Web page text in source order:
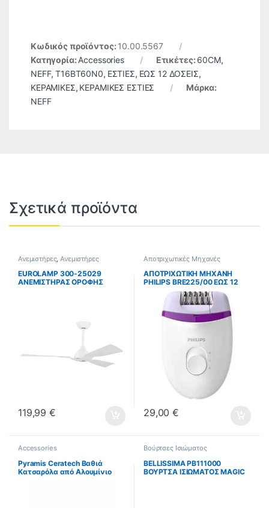
Κωδικός προϊόντος: 10.00.5567
Κατηγορία: Accessories Ετικέτες: 60CM,
NEFF,T16BT60N0, ΕΣΤΙΕΣ, ΕΩΣ 12 ΔΟΣΕΙΣ,
ΚΕΡΑΜΙΚΕΣ, ΚΕΡΑΜΙΚΕΣ ΕΣΤΙΕΣ
Μάρκα:
NEFF
Σχετικά προϊόντα
Ανεμιστήρες,Ανεμιστήρες
Οροφής
EUROLAMP 300-25029
ΑΝΕΜΙΣΤΗΡΑΣ ΟΡΟΦΗΣ
119,99€
Αποτριχωτικές Μηχανές
ΑΠΟΤΡΙΧΩΤΙΚΗ ΜΗΧΑΝΗ
PHILIPS BRE225/00 ΕΩΣ 12
29,00€
Accessories
Pyramis Ceratech Βαθιά
Κατσαρόλα από Αλουμίνιο
Βούρτσες Ισιώματος
BELLISSIMA PB111000
ΒΟΥΡΤΣΑ ΙΣΙΩΜΑΤΟΣ MAGIC